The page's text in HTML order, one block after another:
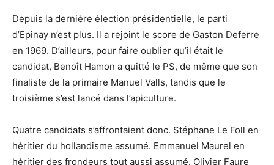
Depuis la dernière élection présidentielle, le parti
d’Epinay n’est plus. Il a rejoint le score de Gaston Deferre
en 1969. D’ailleurs, pour faire oublier qu’il était le
candidat, Benoît Hamon a quitté le PS, de même que son
finaliste de la primaire Manuel Valls, tandis que le
troisième s’est lancé dans l’apiculture.
Quatre candidats s’affrontaient donc. Stéphane Le Foll en
héritier du hollandisme assumé. Emmanuel Maurel en
héritier des frondeurs tout aussi assumé. Olivier Faure